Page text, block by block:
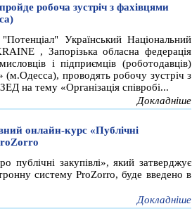
робоча зустріч з фахівцями
Український Національний
, Запорізька обласна федерація
і підприємців (роботодавців)
проводять робочу зустріч з
на тему «Організація співробі...
Докладніше
онлайн-курс «Публічні
закупівлі», який затверджує
систему ProZorro, буде введено в
Докладніше